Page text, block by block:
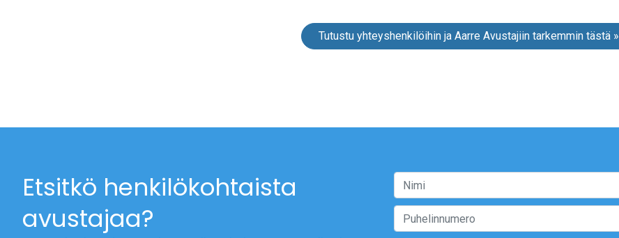
Tutustu yhteyshenkilöihin ja Aarre Avustajiin tarkemmin tästä »
Etsitkö henkilökohtaista
avustajaa?